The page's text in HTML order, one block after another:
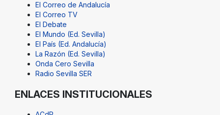
El Correo de Andalucía
El Correo TV
El Debate
El Mundo (Ed. Sevilla)
El País (Ed. Andalucía)
La Razón (Ed. Sevilla)
Onda Cero Sevilla
Radio Sevilla SER
ENLACES INSTITUCIONALES